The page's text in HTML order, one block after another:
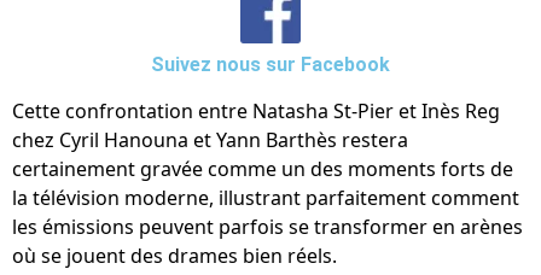
Suivez nous sur Facebook
Cette confrontation entre Natasha St-Pier et Inès Reg
chez Cyril Hanouna et Yann Barthès restera
certainement gravée comme un des moments forts de
la télévision moderne, illustrant parfaitement comment
les émissions peuvent parfois se transformer en arènes
où se jouent des drames bien réels.